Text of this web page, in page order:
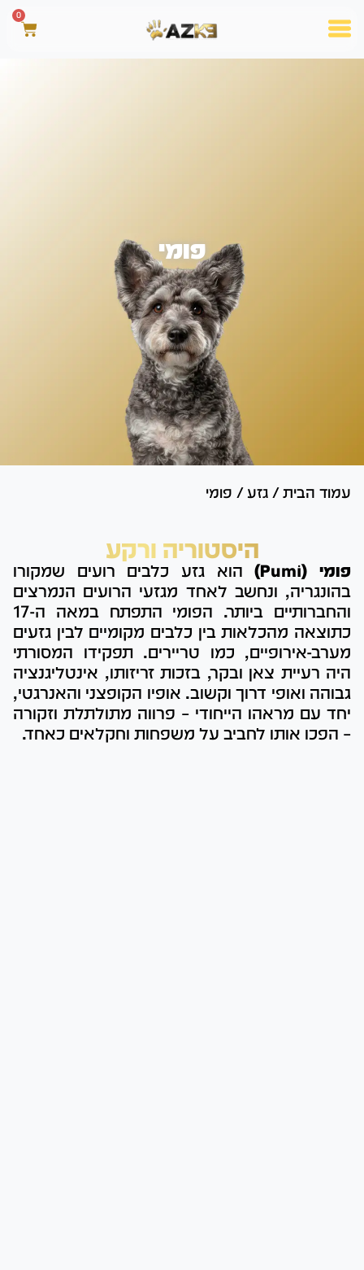
0
פומי
עמוד הבית / גזע / פומי
היסטוריה ורקע
פומי (Pumi)
הוא גזע כלבים רועים שמקורו
בהונגריה, ונחשב לאחד מגזעי הרועים הנמרצים
והחברותיים ביותר. הפומי התפתח במאה ה-17
כתוצאה מהכלאות בין כלבים מקומיים לבין גזעים
מערב-אירופיים, כמו טריירים. תפקידו המסורתי
היה רעיית צאן ובקר, בזכות זריזותו, אינטליגנציה
גבוהה ואופי דרוך וקשוב. אופיו הקופצני והאנרגטי,
יחד עם מראהו הייחודי – פרווה מתולתלת וזקורה
– הפכו אותו לחביב על משפחות וחקלאים כאחד.